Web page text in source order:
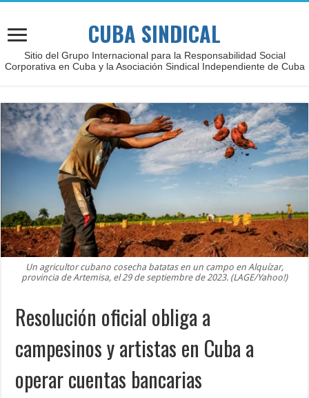
CUBA SINDICAL
Sitio del Grupo Internacional para la Responsabilidad Social
Corporativa en Cuba y la Asociación Sindical Independiente de Cuba
Un agricultor cubano cosecha batatas en un campo en Alquízar,
provincia de Artemisa, el 29 de septiembre de 2023. (LAGE/Yahoo!)
Resolución oficial obliga a
campesinos y artistas en Cuba a
operar cuentas bancarias